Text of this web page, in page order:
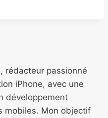
rédacteur passionné
iPhone, avec une
développement
mobiles. Mon objectif